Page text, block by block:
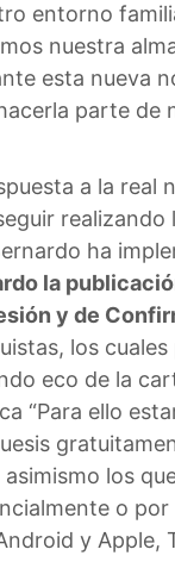
entorno
nuestra
esta nueva
parte de
a la real
realizando
ha
la
y de
los
eco de la
“Para ello
los
o por
y Apple,